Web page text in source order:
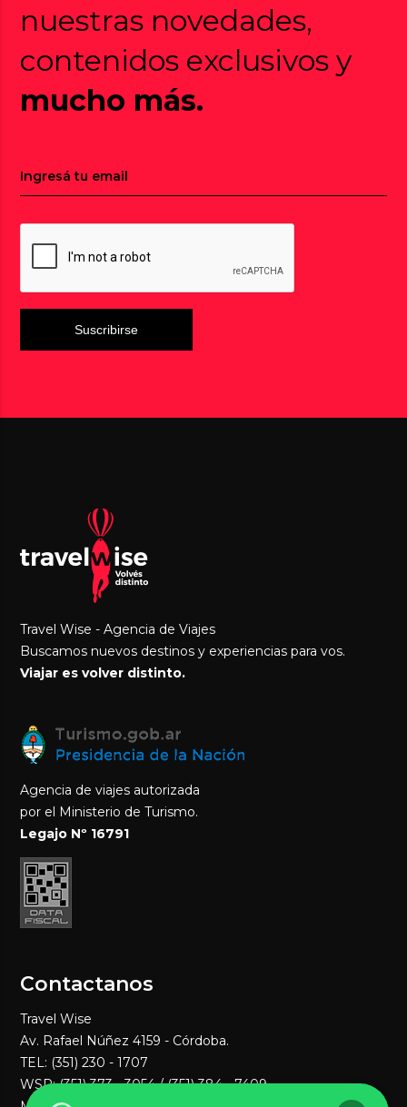
nuestras novedades,
contenidos exclusivos y
mucho más.
Travel Wise - Agencia de Viajes
Buscamos nuevos destinos y experiencias para vos.
Viajar es volver distinto.
Agencia de viajes autorizada
por el Ministerio de Turismo.
Legajo Nº 16791
Contactanos
Travel Wise
Av. Rafael Núñez 4159 - Córdoba.
TEL: (351) 230 - 1707
WSP:(351) 373 - 3054/ (351) 384 - 7409